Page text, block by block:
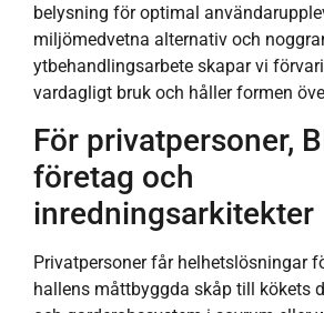
belysning för optimal
miljömedvetna alternativ och
ytbehandlingsarbete skapar vi
vardagligt bruk och håller formen
För privatpersoner,
företag och
inredningsarkitekter
Privatpersoner får helhetslösningar
hallens måttbyggda skåp till kökets